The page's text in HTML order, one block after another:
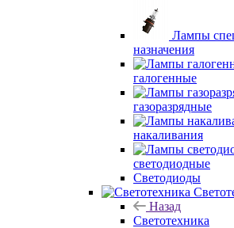
Лампы
назначения
галогенные
газоразрядные
накаливания
светодиодные
Светодиоды
Назад
Светотехника